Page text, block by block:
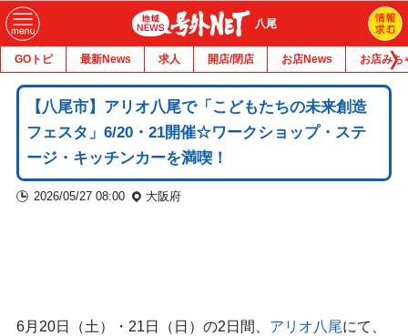
八尾
GOトピ 最新News 求人 開店/閉店 お店News お店みち
【八尾市】アリオ八尾で「こどもたちの未来創造
フェスタ」6/20・21開催☆ワークショップ・ステ
ージ・キッチンカーを満喫！
2026/05/27 08:00 大阪府
6月20日（土）・21日（日）の2日間、 アリオ八尾にて、